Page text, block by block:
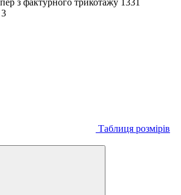
Таблиця розмірів